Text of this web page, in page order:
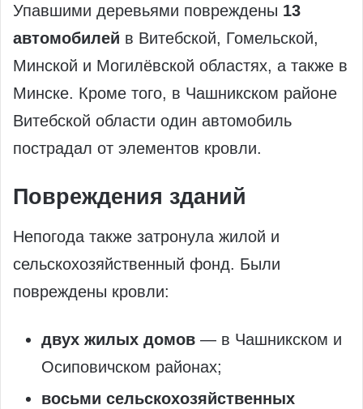
Упавшими деревьями повреждены 13
автомобилей в Витебской, Гомельской,
Минской и Могилёвской областях, а также в
Минске. Кроме того, в Чашникском районе
Витебской области один автомобиль
пострадал от элементов кровли.
Повреждения зданий
Непогода также затронула жилой и
сельскохозяйственный фонд. Были
повреждены кровли:
двух жилых домов — в Чашникском и
Осиповичском районах;
восьми сельскохозяйственных